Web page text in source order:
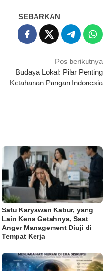
SEBARKAN
Pos berikutnya
Budaya Lokal: Pilar Penting
Ketahanan Pangan Indonesia
Satu Karyawan Kabur, yang
Lain Kena Getahnya, Saat
Anger Management Diuji di
Tempat Kerja